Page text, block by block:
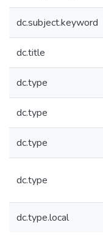
dc.subject.keyword
dc.title
dc.type
dc.type
dc.type
dc.type
dc.type.local